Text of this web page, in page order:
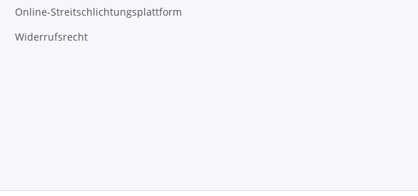
Online-Streitschlichtungsplattform
Widerrufsrecht